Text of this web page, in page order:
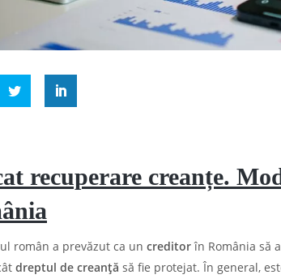
recuperare creanțe.
român a prevăzut ca un creditorîn România să
dreptul de creanță să fie protejat. În general,